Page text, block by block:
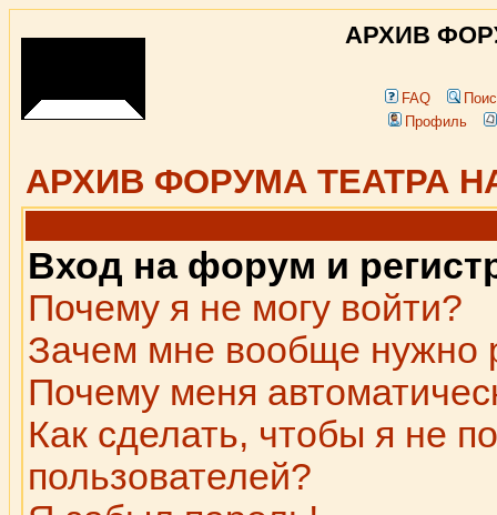
АРХИВ
FAQ
Профиль
АРХИВ ФОРУМА ТЕАТРА
Вход на форум и
Почему я не могу войти?
Зачем мне вообще нужно
Почему меня
Как сделать, чтобы я не
пользователей?